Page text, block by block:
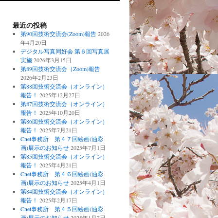
最近の投稿
第90回技術交流会(Zoom)報告 2026
年4月20日
デジタル写真同好会 第６回写真展
実施 2026年3月15日
第89回技術交流会（Zoom)報告
2026年2月23日
第88回技術交流会（オンライン）
報告！ 2025年12月27日
第87回技術交流会（オンライン）
報告！ 2025年10月20日
第86回技術交流会（オンライン）
報告！ 2025年7月21日
Cnet事務所 第４７回絵画(油彩
画)展示のお知らせ 2025年7月1日
第85回技術交流会（オンライン）
報告！ 2025年4月21日
Cnet事務所 第４６回絵画(油彩
画)展示のお知らせ 2025年4月1日
第84回技術交流会（オンライン）
報告！ 2025年2月17日
Cnet事務所 第４５回絵画(油彩